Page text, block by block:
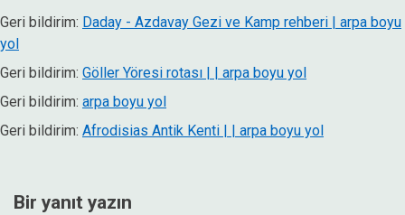
Geri bildirim: Daday - Azdavay Gezi ve Kamp rehberi | arpa boyu
yol
Geri bildirim: Göller Yöresi rotası | | arpa boyu yol
Geri bildirim: arpa boyu yol
Geri bildirim: Afrodisias Antik Kenti | | arpa boyu yol
Bir yanıt yazın